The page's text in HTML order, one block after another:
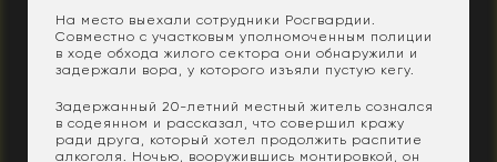
На место выехали сотрудники Росгвардии.
Совместно с участковым уполномоченным полиции
в ходе обхода жилого сектора они обнаружили и
задержали вора, у которого изъяли пустую кегу.
Задержанный 20-летний местный житель сознался
в содеянном и рассказал, что совершил кражу
ради друга, который хотел продолжить распитие
алкоголя. Ночью, вооружившись монтировкой, он